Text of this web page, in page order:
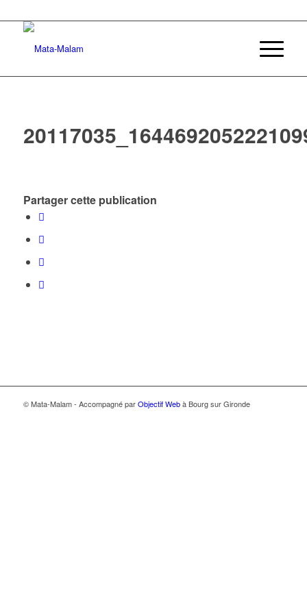
Partager cette publication
© Mata-Malam - Accompagné parObjectif Webà Bourg sur Gironde